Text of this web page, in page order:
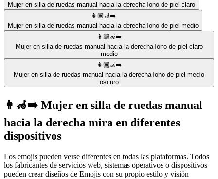
Mujer en silla de ruedas manual hacia la derechaTono de piel claro
👩🏽‍🦽‍➡️
Mujer en silla de ruedas manual hacia la derechaTono de piel medio
👩🏼‍🦽‍➡️
Mujer en silla de ruedas manual hacia la derechaTono de piel claro
medio
👩🏾‍🦽‍➡️
Mujer en silla de ruedas manual hacia la derechaTono de piel medio
oscuro
👩‍🦽‍➡️ Mujer en silla de ruedas manual
hacia la derecha mira en diferentes
dispositivos
Los emojis pueden verse diferentes en todas las plataformas. Todos
los fabricantes de servicios web, sistemas operativos o dispositivos
pueden crear diseños de Emojis con su propio estilo y visión